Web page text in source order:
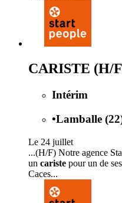
CARISTE (H/
Intérim
•Lamballe
Le 24 juillet
...(H/F) Notre agence
un cariste pour un de
Caces...